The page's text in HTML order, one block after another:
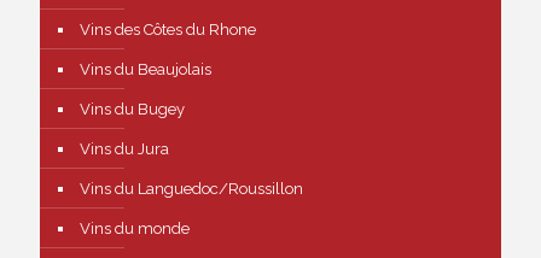
Vins des Côtes du Rhone
Vins du Beaujolais
Vins du Bugey
Vins du Jura
Vins du Languedoc/Roussillon
Vins du monde